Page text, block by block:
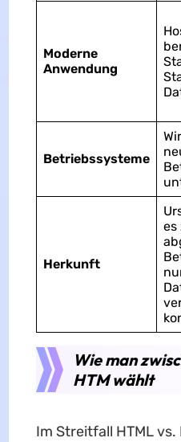
Moderne
Anwendung
Betriebssysteme
Herkunft
es
Wie man
HTM wählt
Im Streitfall HTML